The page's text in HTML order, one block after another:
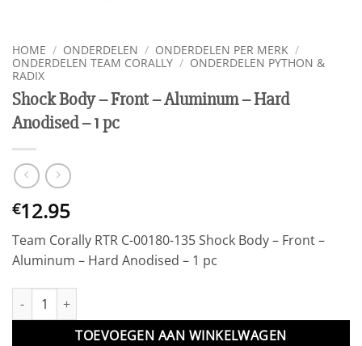
HOME / ONDERDELEN / ONDERDELEN PER MERK /
ONDERDELEN TEAM CORALLY / ONDERDELEN PYTHON &
RADIX
Shock Body – Front – Aluminum – Hard
Anodised – 1 pc
€12.95
Team Corally RTR C-00180-135 Shock Body – Front –
Aluminum – Hard Anodised – 1 pc
Shock Body - Front - Aluminum - Hard Anodised - 1 pc aantal
TOEVOEGEN AAN WINKELWAGEN